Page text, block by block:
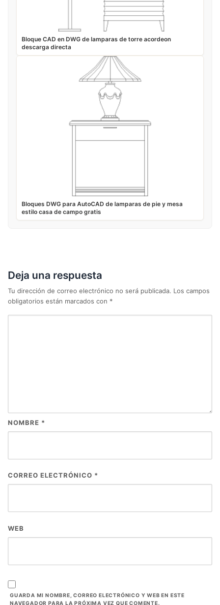
Bloque CAD en DWG de lamparas de torre acordeon
descarga directa
Bloques DWG para AutoCAD de lamparas de pie y mesa
estilo casa de campo gratis
Deja una respuesta
Tu dirección de correo electrónico no será publicada. Los campos
obligatorios están marcados con *
NOMBRE *
CORREO ELECTRÓNICO *
WEB
GUARDA MI NOMBRE, CORREO ELECTRÓNICO Y WEB EN ESTE
NAVEGADOR PARA LA PRÓXIMA VEZ QUE COMENTE.